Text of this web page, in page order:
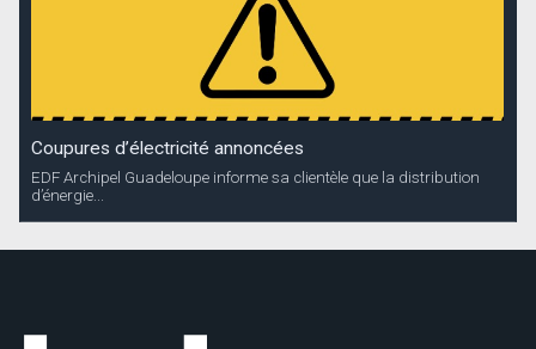
Coupures d’électricité annoncées
EDF Archipel Guadeloupe informe sa clientèle que la distribution
d’énergie...